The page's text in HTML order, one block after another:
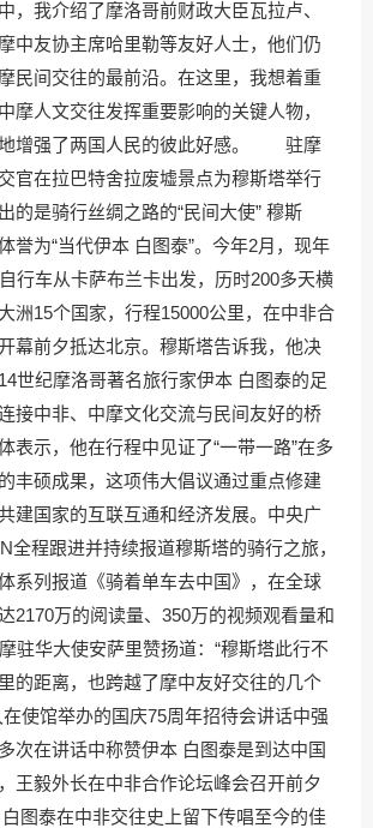
，我介绍了摩洛哥前财政大臣瓦拉卢、
中友协主席哈里勒等友好人士，他们仍
民间交往的最前沿。在这里，我想着重
摩人文交往发挥重要影响的关键人物，
地增强了两国人民的彼此好感。 驻摩
官在拉巴特舍拉废墟景点为穆斯塔举行
的是骑行丝绸之路的“民间大使” 穆斯
誉为“当代伊本 白图泰”。今年2月，现年
行车从卡萨布兰卡出发，历时200多天横
洲15个国家，行程15000公里，在中非合
幕前夕抵达北京。穆斯塔告诉我，他决
世纪摩洛哥著名旅行家伊本 白图泰的足
接中非、中摩文化交流与民间友好的桥
表示，他在行程中见证了“一带一路”在多
丰硕成果，这项伟大倡议通过重点修建
建国家的互联互通和经济发展。中央广
全程跟进并持续报道穆斯塔的骑行之旅，
系列报道《骑着单车去中国》，在全球
2170万的阅读量、350万的视频观看量和
驻华大使安萨里赞扬道：“穆斯塔此行不
的距离，也跨越了摩中友好交往的几个
使馆举办的国庆75周年招待会讲话中强
次在讲话中称赞伊本 白图泰是到达中国
王毅外长在中非合作论坛峰会召开前夕
图泰在中非交往史上留下传唱至今的佳